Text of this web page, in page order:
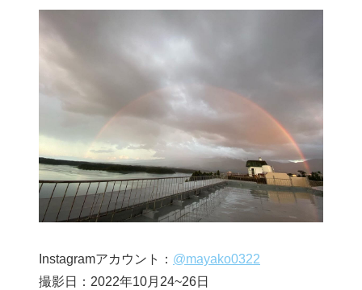
Instagramアカウント： @mayako0322
撮影日：2022年10月24~26日